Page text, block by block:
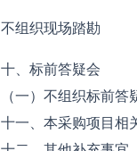
不组织现场踏勘
十、标前答疑会
（一）不组织标前答
十一、本采购项目相